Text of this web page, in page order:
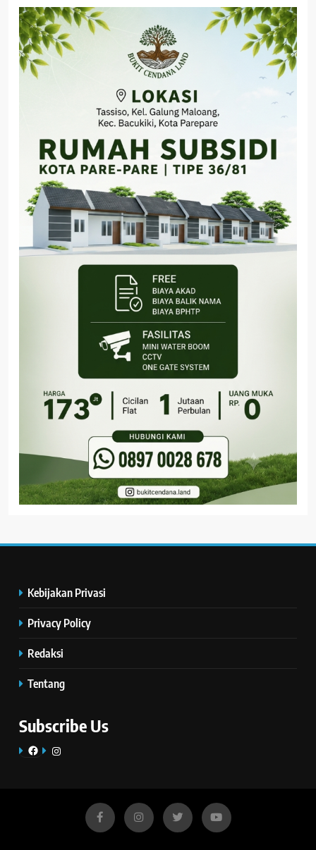
Kebijakan Privasi
Privacy Policy
Redaksi
Tentang
Subscribe Us
FacebookInstagram